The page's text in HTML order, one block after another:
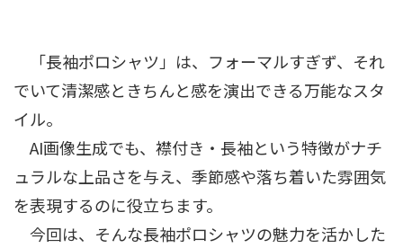
「長袖ポロシャツ」は、フォーマルすぎず、それ
でいて清潔感ときちんと感を演出できる万能なスタ
イル。
AI画像生成でも、襟付き・長袖という特徴がナチ
ュラルな上品さを与え、季節感や落ち着いた雰囲気
を表現するのに役立ちます。
今回は、そんな長袖ポロシャツの魅力を活かした